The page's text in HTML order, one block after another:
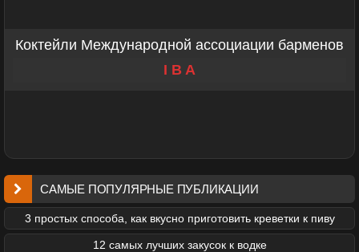
Коктейли Международной ассоциации барменов
I B A
САМЫЕ ПОПУЛЯРНЫЕ ПУБЛИКАЦИИ
3 простых способа, как вкусно приготовить креветки к пиву
12 самых лучших закусок к водке